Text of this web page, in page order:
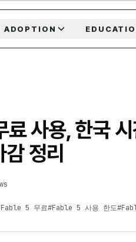
ADOPTION
사용, 한국 시
정리
5 무료#Fable 5 사용 한도#